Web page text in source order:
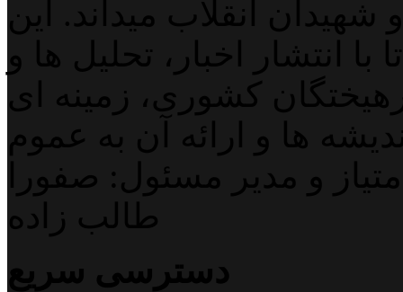
انقلاب میداند. این
انتشار اخبار، تحلیل ها و
کشوری، زمینه ای
ها و ارائه آن به عموم
و مدیر مسئول: صفورا
طالب زاده
دسترسی سریع